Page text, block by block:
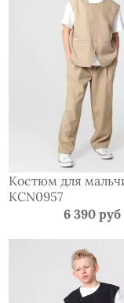
Костюм для
KCN0957
6 390 руб